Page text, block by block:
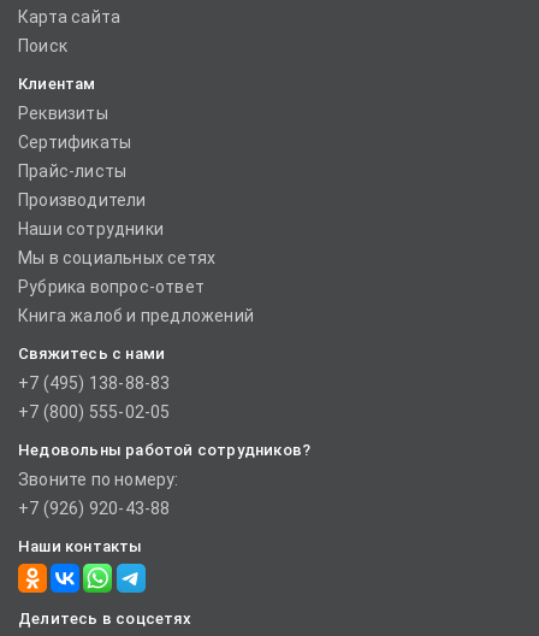
Карта сайта
Поиск
Клиентам
Реквизиты
Сертификаты
Прайс-листы
Производители
Наши сотрудники
Мы в социальных сетях
Рубрика вопрос-ответ
Книга жалоб и предложений
Свяжитесь с нами
+7 (495) 138-88-83
+7 (800) 555-02-05
Недовольны работой сотрудников?
Звоните по номеру:
+7 (926) 920-43-88
Наши контакты
Делитесь в соцсетях